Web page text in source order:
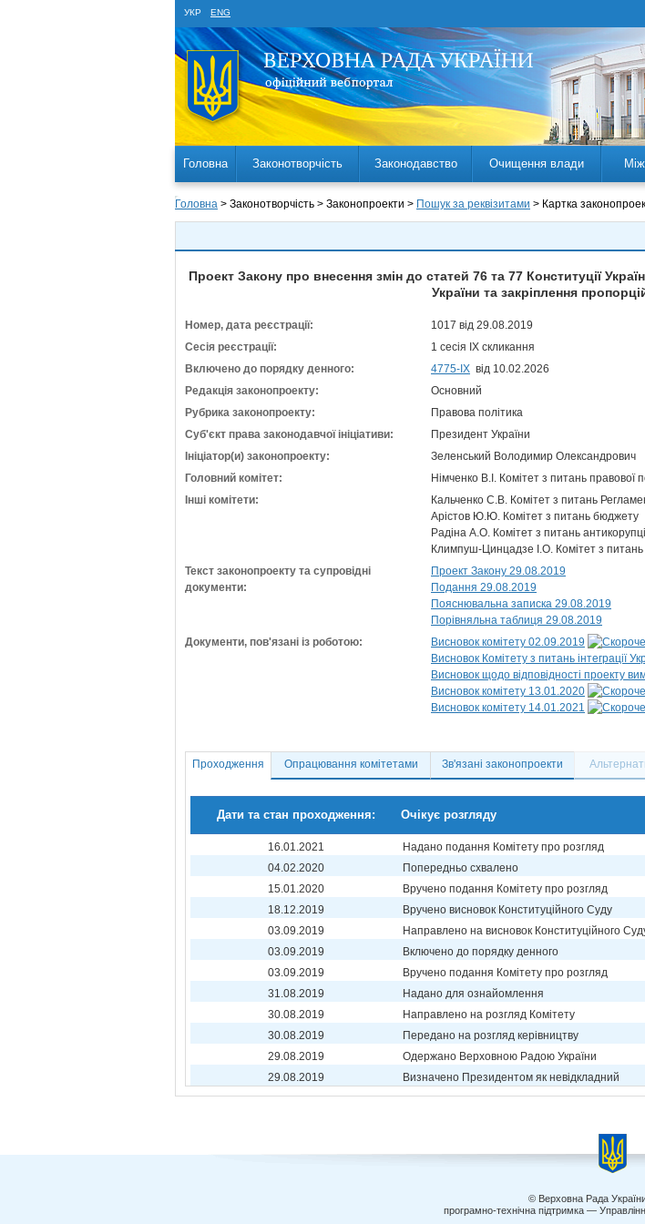
УКР ENG
Головна Законотворчість Законодавство Очищення влади
Головна > Законотворчість > Законопроекти > Пошук за реквізитами > Картка
Проект Закону про внесення змін до статей 76 та 77 Конституції
України та закріплення
Номер, дата реєстрації:
1017 від 29.08.2019
Сесія реєстрації:
1 сесія IX скликання
Включено до порядку денного:
4775-IX від 10.02.2026
Редакція законопроекту:
Основний
Рубрика законопроекту:
Правова політика
Суб'єкт права законодавчої ініціативи:
Президент України
Ініціатор(и) законопроекту:
Зеленський Володимир Олександрович
Головний комітет:
Німченко В.І. Комітет з питань правової
Інші комітети:
Кальченко С.В. Комітет з питань
Арістов Ю.Ю. Комітет з питань бюджету
Радіна А.О. Комітет з питань
Климпуш-Цинцадзе І.О. Комітет з питань
Текст законопроекту та супровідні
документи:
Проект Закону 29.08.2019
Подання 29.08.2019
Пояснювальна записка 29.08.2019
Порівняльна таблиця 29.08.2019
Документи, пов'язані із роботою:
Висновок комітету 02.09.2019
Висновок Комітету з питань інтеграції
Висновок щодо відповідності проекту
Висновок комітету 13.01.2020
Висновок комітету 14.01.2021
Проходження Опрацювання комітетами Зв'язані законопроекти
Дати та стан проходження: Очікує розгляду
16.01.2021
Надано подання Комітету про розгляд
04.02.2020
Попередньо схвалено
15.01.2020
Вручено подання Комітету про розгляд
18.12.2019
Вручено висновок Конституційного Суду
03.09.2019
Направлено на висновок Конституційного
03.09.2019
Включено до порядку денного
03.09.2019
Вручено подання Комітету про розгляд
31.08.2019
Надано для ознайомлення
30.08.2019
Направлено на розгляд Комітету
30.08.2019
Передано на розгляд керівництву
29.08.2019
Одержано Верховною Радою України
29.08.2019
Визначено Президентом як невідкладний
© Верховна Рада
програмно-технічна підтримка —